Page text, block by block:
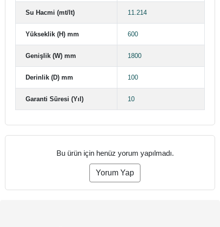
Su Hacmi (mt/lt) 11.214
Yükseklik (H) mm 600
Genişlik (W) mm 1800
Derinlik (D) mm 100
Garanti Süresi (Yıl) 10
Bu ürün için henüz yorum yapılmadı.
Yorum Yap